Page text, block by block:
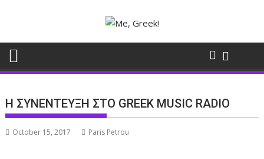
Η ΣΥΝΕΝΤΕΥΞΗ ΣΤΟ GREEK MUSIC RADIO
October 15, 2017 Paris Petrou